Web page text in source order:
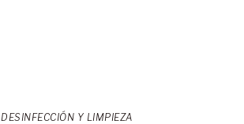
DESINFECCIÓN Y LIMPIEZA